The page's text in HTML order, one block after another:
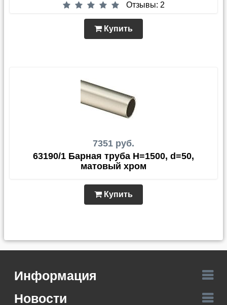
Отзывы: 2
Купить
7351 руб.
63190/1 Барная труба Н=1500, d=50,
матовый хром
Купить
Информация
Новости